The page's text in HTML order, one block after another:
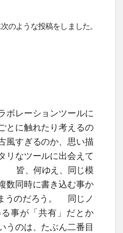
のような投稿をしました。
ボレーションツールに
とに触れたり考えるの
風すぎるのか、思い描
リなツールに出会えて
皆、何ゆえ、同じ模
数同時に書き込む事か
うのだろう。 同じノ
事が「共有」だとか
うのは、たぶん二番目